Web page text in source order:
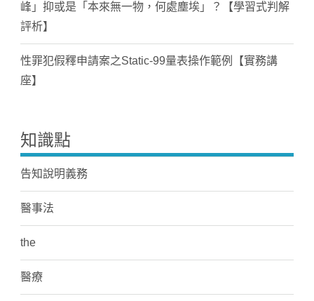
峰」抑或是「本來無一物，何處塵埃」？【學習式判解
評析】
性罪犯假釋申請案之Static-99量表操作範例【實務講
座】
知識點
告知說明義務
醫事法
the
醫療